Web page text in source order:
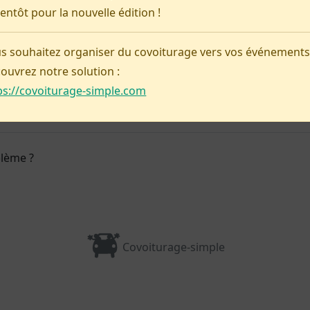
pour la nouvelle édition !
souhaitez organiser du covoiturage vers vos
notre solution :
covoiturage-simple.com
Pas d'annonce pour le moment !
Préparer ma venue
?
Covoiturage-simple